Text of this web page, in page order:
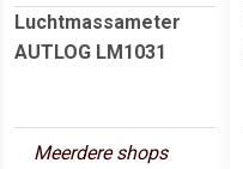
Luchtmassameter
AUTLOG LM1031
Meerdere shops